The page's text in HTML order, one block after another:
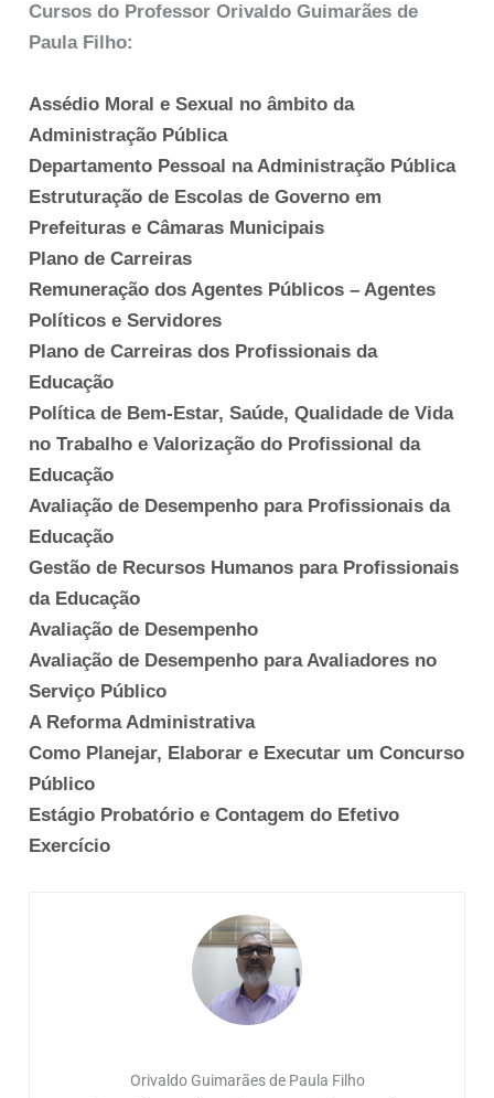
Cursos do Professor Orivaldo Guimarães de
Paula Filho:
Assédio Moral e Sexual no âmbito da
Administração Pública
Departamento Pessoal na Administração Pública
Estruturação de Escolas de Governo em
Prefeituras e Câmaras Municipais
Plano de Carreiras
Remuneração dos Agentes Públicos – Agentes
Políticos e Servidores
Plano de Carreiras dos Profissionais da
Educação
Política de Bem-Estar, Saúde, Qualidade de Vida
no Trabalho e Valorização do Profissional da
Educação
Avaliação de Desempenho para Profissionais da
Educação
Gestão de Recursos Humanos para Profissionais
da Educação
Avaliação de Desempenho
Avaliação de Desempenho para Avaliadores no
Serviço Público
A Reforma Administrativa
Como Planejar, Elaborar e Executar um Concurso
Público
Estágio Probatório e Contagem do Efetivo
Exercício
Orivaldo Guimarães de Paula Filho